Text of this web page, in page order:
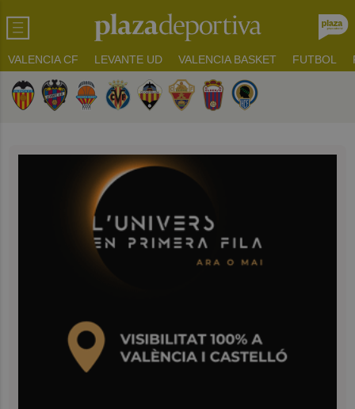
VALENCIA CF LEVANTE UD VALENCIA BASKET FUTBOL